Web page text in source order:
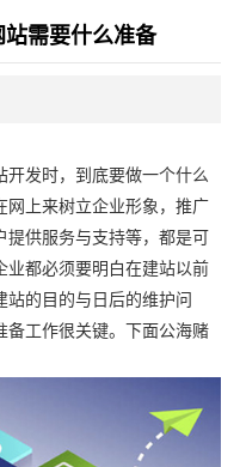
需要什么准备
开发时，到底要做一个什么
网上来树立企业形象，推广
提供服务与支持等，都是可
业都必须要明白在建站以前
站的目的与日后的维护问
备工作很关键。下面公海赌